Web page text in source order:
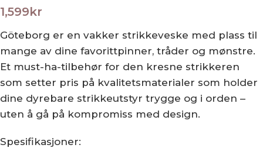
1,599kr
Göteborg er en vakker strikkeveske med plass til
mange av dine favorittpinner, tråder og mønstre.
Et must-ha-tilbehør for den kresne strikkeren
som setter pris på kvalitetsmaterialer som holder
dine dyrebare strikkeutstyr trygge og i orden –
uten å gå på kompromiss med design.
Spesifikasjoner: